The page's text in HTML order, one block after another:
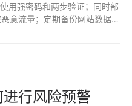
用强密码和两步验证；同时部
意流量；定期备份网站数据，
行风险预警